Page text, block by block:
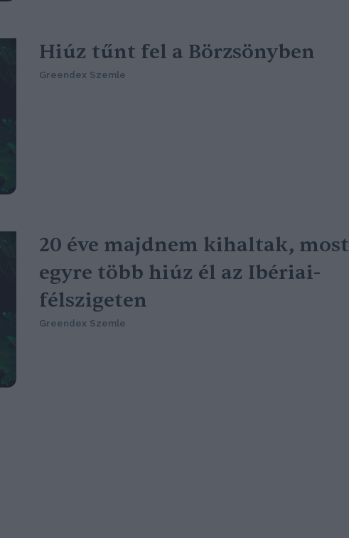
Hiúz tűnt fel a Börzsönyben
Greendex Szemle
20 éve majdnem kihaltak, most
egyre több hiúz él az Ibériai-
félszigeten
Greendex Szemle